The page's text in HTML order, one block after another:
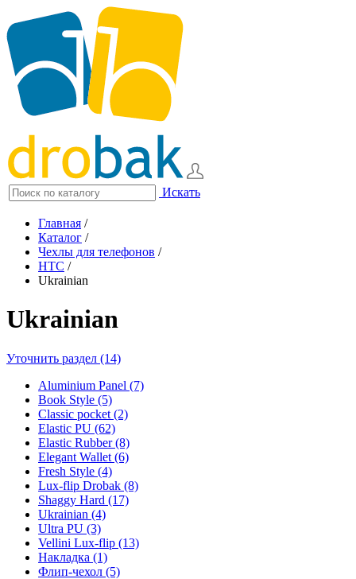
Искать
Главная /
Каталог /
Чехлы для телефонов /
HTC /
Ukrainian
Ukrainian
Уточнить раздел (14)
Aluminium Panel (7)
Book Style (5)
Classic pocket (2)
Elastic PU (62)
Elastic Rubber (8)
Elegant Wallet (6)
Fresh Style (4)
Lux-flip Drobak (8)
Shaggy Hard (17)
Ukrainian (4)
Ultra PU (3)
Vellini Lux-flip (13)
Накладка (1)
Флип-чехол (5)